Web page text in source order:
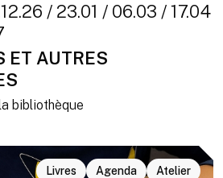
/ 23.01 / 06.03 / 17.04
ET AUTRES
bibliothèque
Livres Agenda Atelier